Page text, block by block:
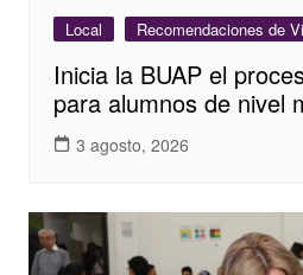
Local Recomendaciones de
Inicia la BUAP el
para alumnos de nivel
3 agosto, 2026